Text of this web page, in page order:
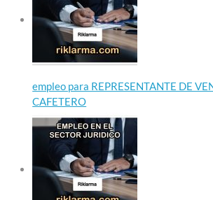
empleo para REPRESENTANTE DE
CAFETERO